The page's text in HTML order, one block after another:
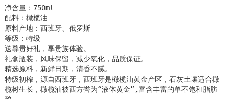
净含量：750ml
配料：橄榄油
原料产地：西班牙、俄罗斯
等级：特级
送尊贵好礼，享贵族体验。
礼盒瓶装，风味保留，减少氧化，品质保证。
精选原料，新鲜日期，清香不腻。
特级初榨，源自西班牙，西班牙是橄榄油黄金产区，石灰土壤适合橄
榄树生长，橄榄油被西方誉为“液体黄金”,富含丰富的单不饱和脂肪